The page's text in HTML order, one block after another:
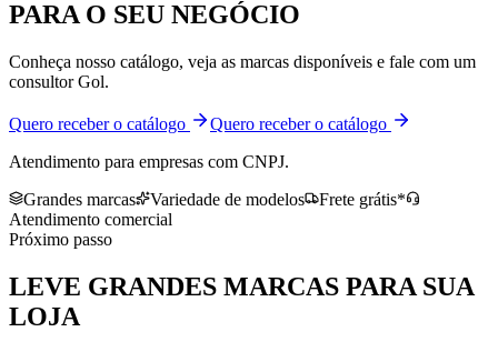
PARA O SEU NEGÓCIO
Conheça nosso catálogo, veja as marcas disponíveis e fale com um
consultor Gol.
Quero receber o catálogo
Quero receber o catálogo
Atendimento para empresas com CNPJ.
Grandes marcas
Variedade de modelos
Frete grátis*
Atendimento comercial
Próximo passo
LEVE GRANDES MARCAS PARA SUA
LOJA